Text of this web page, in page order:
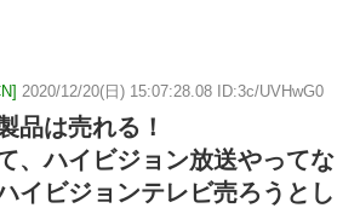
2020/12/20(日) 15:07:28.08 ID:3c/UVHwG0
品は売れる！
、ハイビジョン放送やってな
イビジョンテレビ売ろうとし